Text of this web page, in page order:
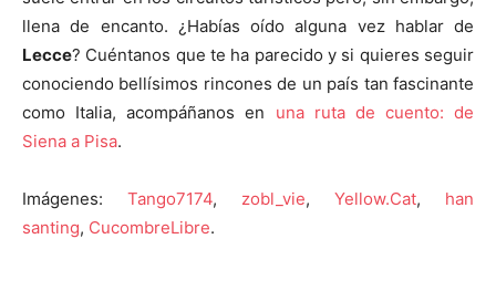
llena de encanto. ¿Habías oído alguna vez hablar de
Lecce? Cuéntanos que te ha parecido y si quieres seguir
conociendo bellísimos rincones de un país tan fascinante
como Italia, acompáñanos en una ruta de cuento: de
Siena a Pisa.
Imágenes: Tango7174, zobl_vie, Yellow.Cat, han
santing, CucombreLibre.